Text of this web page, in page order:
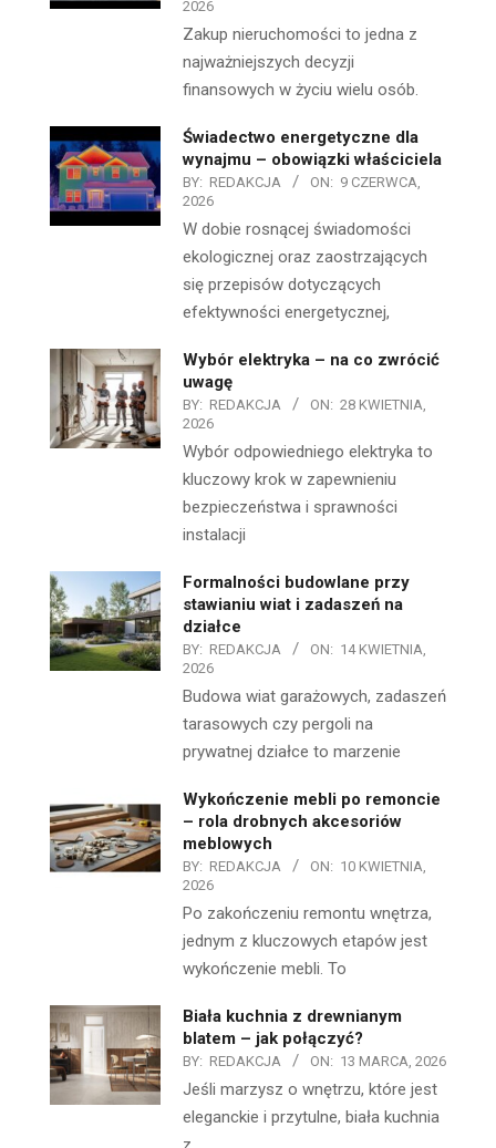
2026
Zakup nieruchomości to jedna z
najważniejszych decyzji
finansowych w życiu wielu osób.
Świadectwo energetyczne dla
wynajmu – obowiązki właściciela
BY: REDAKCJA ON: 9 CZERWCA,
2026
W dobie rosnącej świadomości
ekologicznej oraz zaostrzających
się przepisów dotyczących
efektywności energetycznej,
Wybór elektryka – na co zwrócić
uwagę
BY: REDAKCJA ON: 28 KWIETNIA,
2026
Wybór odpowiedniego elektryka to
kluczowy krok w zapewnieniu
bezpieczeństwa i sprawności
instalacji
Formalności budowlane przy
stawianiu wiat i zadaszeń na
działce
BY: REDAKCJA ON: 14 KWIETNIA,
2026
Budowa wiat garażowych, zadaszeń
tarasowych czy pergoli na
prywatnej działce to marzenie
Wykończenie mebli po remoncie
– rola drobnych akcesoriów
meblowych
BY: REDAKCJA ON: 10 KWIETNIA,
2026
Po zakończeniu remontu wnętrza,
jednym z kluczowych etapów jest
wykończenie mebli. To
Biała kuchnia z drewnianym
blatem – jak połączyć?
BY: REDAKCJA ON: 13 MARCA, 2026
Jeśli marzysz o wnętrzu, które jest
eleganckie i przytulne, biała kuchnia